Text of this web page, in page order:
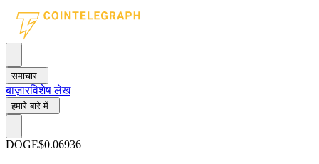
समाचार
बाज़ारविशेष लेख
हमारे बारे में
DOGE$0.06936